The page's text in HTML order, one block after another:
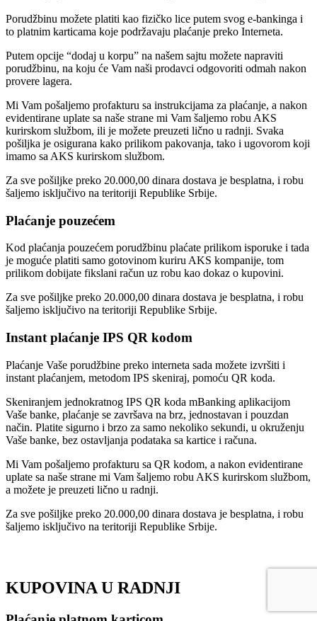
Porudžbinu možete platiti kao fizičko lice putem svog e-bankinga i
to platnim karticama koje podržavaju plaćanje preko Interneta.
Putem opcije “dodaj u korpu” na našem sajtu možete napraviti
porudžbinu, na koju će Vam naši prodavci odgovoriti odmah nakon
provere lagera.
Mi Vam pošaljemo profakturu sa instrukcijama za plaćanje, a nakon
evidentirane uplate sa naše strane mi Vam šaljemo robu AKS
kurirskom službom, ili je možete preuzeti lično u radnji. Svaka
pošiljka je osigurana kako prilikom pakovanja, tako i ugovorom koji
imamo sa AKS kurirskom službom.
Za sve pošiljke preko 20.000,00 dinara dostava je besplatna, i robu
šaljemo isključivo na teritoriji Republike Srbije.
Plaćanje pouzećem
Kod plaćanja pouzećem porudžbinu plaćate prilikom isporuke i tada
je moguće platiti samo gotovinom kuriru AKS kompanije, tom
prilikom dobijate fikslani račun uz robu kao dokaz o kupovini.
Za sve pošiljke preko 20.000,00 dinara dostava je besplatna, i robu
šaljemo isključivo na teritoriji Republike Srbije.
Instant plaćanje IPS QR kodom
Plaćanje Vaše porudžbine preko interneta sada možete izvršiti i
instant plaćanjem, metodom IPS skeniraj, pomoću QR koda.
Skeniranjem jednokratnog IPS QR koda mBanking aplikacijom
Vaše banke, plaćanje se završava na brz, jednostavan i pouzdan
način. Platite sigurno i brzo za samo nekoliko sekundi, u okruženju
Vaše banke, bez ostavljanja podataka sa kartice i računa.
Mi Vam pošaljemo profakturu sa QR kodom, a nakon evidentirane
uplate sa naše strane mi Vam šaljemo robu AKS kurirskom službom,
a možete je preuzeti lično u radnji.
Za sve pošiljke preko 20.000,00 dinara dostava je besplatna, i robu
šaljemo isključivo na teritoriji Republike Srbije.
KUPOVINA U RADNJI